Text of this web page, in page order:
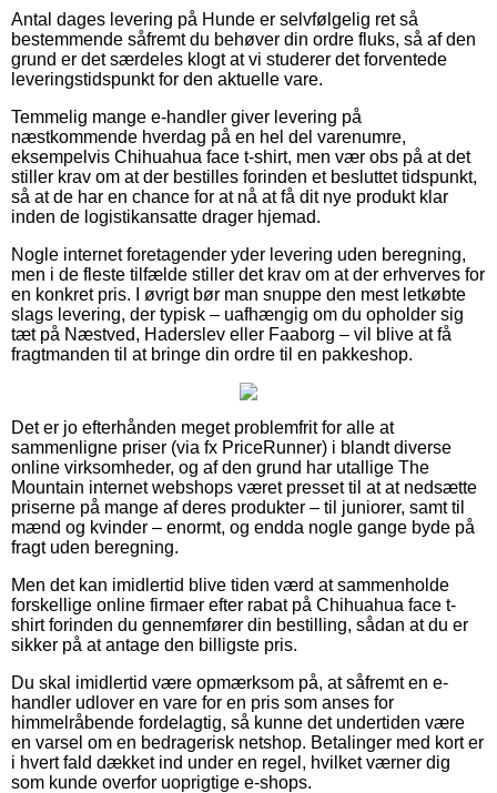
Antal dages levering på Hunde er selvfølgelig ret så
bestemmende såfremt du behøver din ordre fluks, så af den
grund er det særdeles klogt at vi studerer det forventede
leveringstidspunkt for den aktuelle vare.
Temmelig mange e-handler giver levering på
næstkommende hverdag på en hel del varenumre,
eksempelvis Chihuahua face t-shirt, men vær obs på at det
stiller krav om at der bestilles forinden et besluttet tidspunkt,
så at de har en chance for at nå at få dit nye produkt klar
inden de logistikansatte drager hjemad.
Nogle internet foretagender yder levering uden beregning,
men i de fleste tilfælde stiller det krav om at der erhverves for
en konkret pris. I øvrigt bør man snuppe den mest letkøbte
slags levering, der typisk – uafhængig om du opholder sig
tæt på Næstved, Haderslev eller Faaborg – vil blive at få
fragtmanden til at bringe din ordre til en pakkeshop.
Det er jo efterhånden meget problemfrit for alle at
sammenligne priser (via fx PriceRunner) i blandt diverse
online virksomheder, og af den grund har utallige The
Mountain internet webshops været presset til at at nedsætte
priserne på mange af deres produkter – til juniorer, samt til
mænd og kvinder – enormt, og endda nogle gange byde på
fragt uden beregning.
Men det kan imidlertid blive tiden værd at sammenholde
forskellige online firmaer efter rabat på Chihuahua face t-
shirt forinden du gennemfører din bestilling, sådan at du er
sikker på at antage den billigste pris.
Du skal imidlertid være opmærksom på, at såfremt en e-
handler udlover en vare for en pris som anses for
himmelråbende fordelagtig, så kunne det undertiden være
en varsel om en bedragerisk netshop. Betalinger med kort er
i hvert fald dækket ind under en regel, hvilket værner dig
som kunde overfor uoprigtige e-shops.